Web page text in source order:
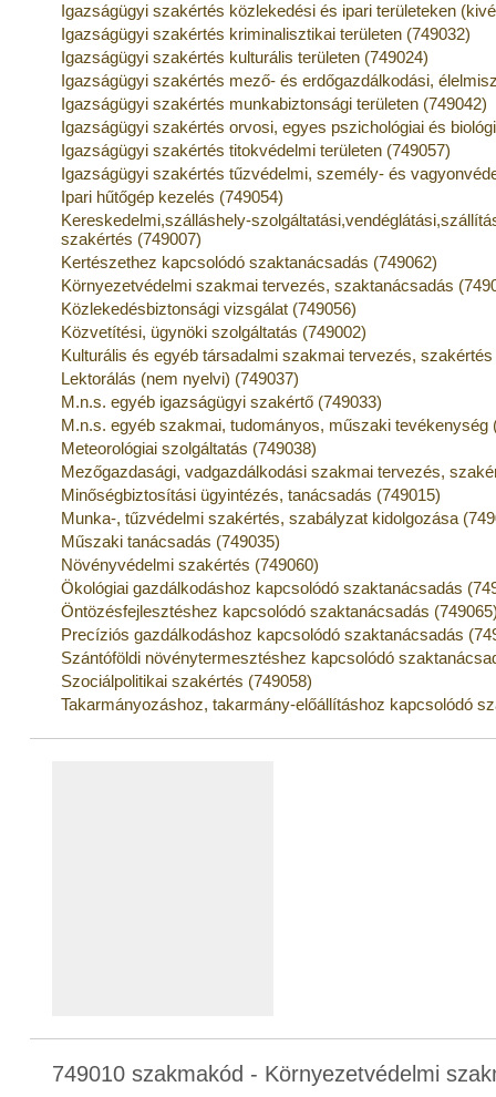
Igazságügyi szakértés közlekedési és ipari területeken
Igazságügyi szakértés kriminalisztikai területen (749032)
Igazságügyi szakértés kulturális területen (749024)
Igazságügyi szakértés mező- és erdőgazdálkodási,
Igazságügyi szakértés munkabiztonsági területen (749042)
Igazságügyi szakértés orvosi, egyes pszichológiai és
Igazságügyi szakértés titokvédelmi területen (749057)
Igazságügyi szakértés tűzvédelmi, személy- és
Ipari hűtőgép kezelés (749054)
Kereskedelmi,szálláshely-
szakértés (749007)
Kertészethez kapcsolódó szaktanácsadás (749062)
Környezetvédelmi szakmai tervezés, szaktanácsadás
Közlekedésbiztonsági vizsgálat (749056)
Közvetítési, ügynöki szolgáltatás (749002)
Kulturális és egyéb társadalmi szakmai tervezés, szakértés
Lektorálás (nem nyelvi) (749037)
M.n.s. egyéb igazságügyi szakértő (749033)
M.n.s. egyéb szakmai, tudományos, műszaki tevékenység
Meteorológiai szolgáltatás (749038)
Mezőgazdasági, vadgazdálkodási szakmai tervezés,
Minőségbiztosítási ügyintézés, tanácsadás (749015)
Munka-, tűzvédelmi szakértés, szabályzat kidolgozása
Műszaki tanácsadás (749035)
Növényvédelmi szakértés (749060)
Ökológiai gazdálkodáshoz kapcsolódó szaktanácsadás
Öntözésfejlesztéshez kapcsolódó szaktanácsadás
Precíziós gazdálkodáshoz kapcsolódó szaktanácsadás
Szántóföldi növénytermesztéshez kapcsolódó
Szociálpolitikai szakértés (749058)
Takarmányozáshoz, takarmány-előállításhoz kapcsolódó
749010 szakmakód - Környezetvédelmi